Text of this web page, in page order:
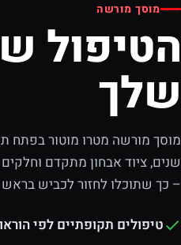
מוסך מורשה
הטיפול
שלך
מוסך מורשה מטרו מוטור בפתח
שנים, ציוד אבחון מתקדם
– כך שתוכלו לחזור לכביש
טיפולים תקופתיים לפי